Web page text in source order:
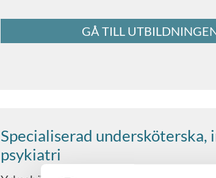
GÅ TILL
Specialiserad undersköterska,
psykiatri